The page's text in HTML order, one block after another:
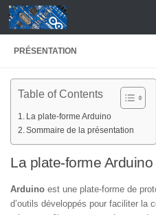
Skip to content
PRÉSENTATION
Table of Contents
La plate-forme Arduino
Sommaire de la présentation
La plate-forme Arduino
Arduino est une plate-forme de
d’outils développés pour faciliter la